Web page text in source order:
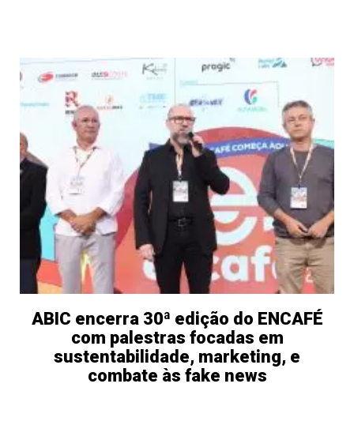
ABIC encerra 30ª edição do ENCAFÉ
com palestras focadas em
sustentabilidade, marketing, e
combate às fake news